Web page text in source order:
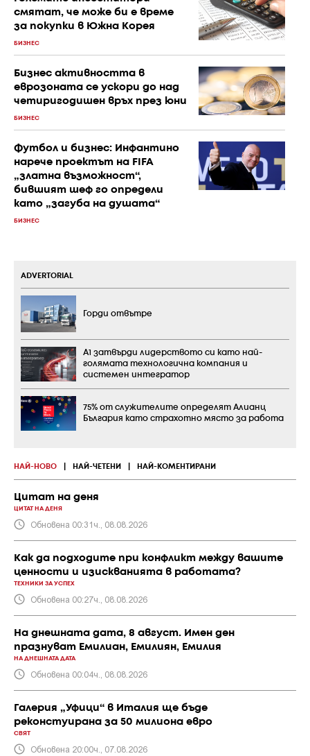
смятат, че може би е време
за покупки в Южна Корея
БИЗНЕС
Бизнес активността в
еврозоната се ускори до над
четиригодишен връх през юни
БИЗНЕС
Футбол и бизнес: Инфантино
нарече проектът на FIFA
„златна възможност“,
бившият шеф го определи
като „загуба на душата“
БИЗНЕС
НАЙ-НОВО НАЙ-ЧЕТЕНИ НАЙ-КОМЕНТИРАНИ
Цитат на деня
ЦИТАТ НА ДЕНЯ
Обновена 00:31ч., 08.08.2026
Как да подходите при конфликт между вашите
ценности и изискванията в работата?
ТЕХНИКИ ЗА УСПЕХ
Обновена 00:27ч., 08.08.2026
На днешната дата, 8 август. Имен ден
празнуват Емилиан, Емилиян, Емилия
НА ДНЕШНАТА ДАТА
Обновена 00:04ч., 08.08.2026
Галерия „Уфици“ в Италия ще бъде
реконстуирана за 50 милиона евро
СВЯТ
Обновена 20:00ч., 07.08.2026
ADVERTORIAL
Горди отвътре
А1 затвърди лидерството си като най-
голямата технологична компания и
системен интегратор
75% от служителите определят Алианц
България като страхотно място за работа